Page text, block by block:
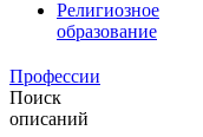
Религиозное
образование
Профессии
Поиск
описаний